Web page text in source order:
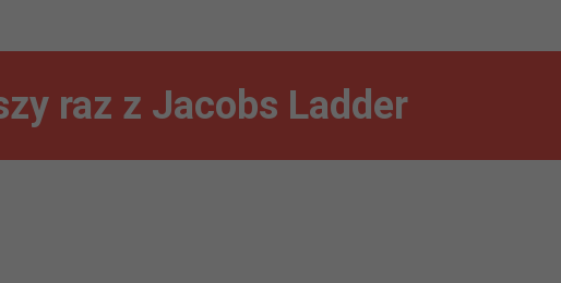
raz z Jacobs Ladder